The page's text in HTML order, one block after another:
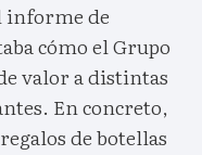
informe de
cómo el Grupo
valor a distintas
En concreto,
de botellas